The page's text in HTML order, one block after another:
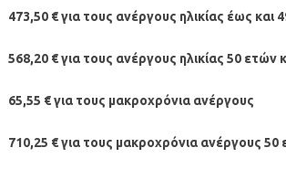
473,50 € για τους ανέργους ηλικίας έως και
568,20 € για τους ανέργους ηλικίας 50 ετών
65,55 € για τους μακροχρόνια ανέργους
710,25 € για τους μακροχρόνια ανέργους 50